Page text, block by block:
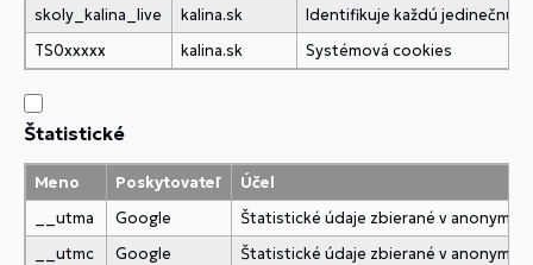
skoly_kalina_live
kalina.sk
Identifikuje každú jedinečnú
TS0xxxxx
kalina.sk Systémová cookies
Štatistické
Meno Poskytovateľ
Účel
__utma
Google
Štatistické údaje zbierané v
__utmc
Google
Štatistické údaje zbierané v